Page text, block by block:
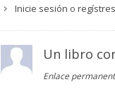
Inicie sesión o
Un libro
Enlace